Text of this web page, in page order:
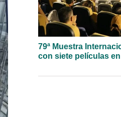
79ª Muestra
con siete películas